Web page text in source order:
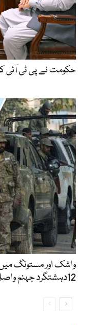
حکومت نے پی ٹی آئی
واشک اور مستونگ میں
12دہشتگرد جہنم واصل